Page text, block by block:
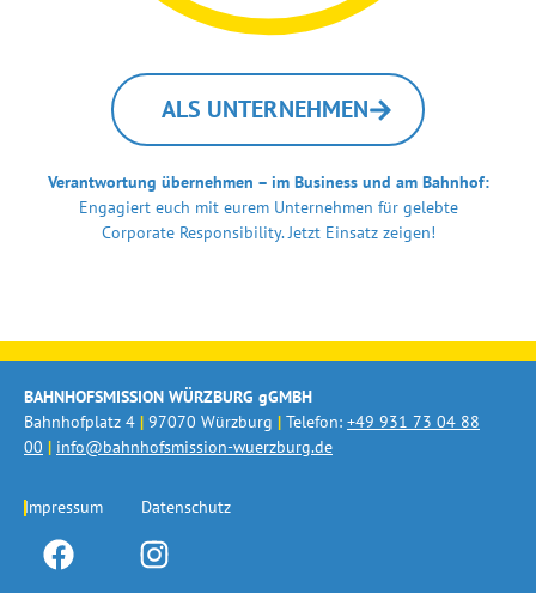
Verantwortung übernehmen – im Business und am Bahnhof:
Engagiert euch mit eurem Unternehmen für gelebte
Corporate Responsibility. Jetzt Einsatz zeigen!
ALS UNTERNEHMEN
BAHNHOFSMISSION WÜRZBURG gGMBH
Bahnhofplatz 4 | 97070 Würzburg | Telefon: +49 931 73 04 88
00 | info@bahnhofsmission-wuerzburg.de
Impressum Datenschutz